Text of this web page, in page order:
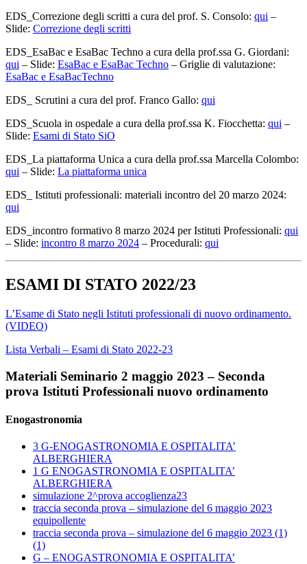
EDS_Correzione degli scritti a cura del prof. S. Consolo: qui –
Slide: Correzione degli scritti
EDS_EsaBac e EsaBac Techno a cura della prof.ssa G. Giordani:
qui – Slide: EsaBac e EsaBac Techno – Griglie di valutazione:
EsaBac e EsaBacTechno
EDS_ Scrutini a cura del prof. Franco Gallo: qui
EDS_Scuola in ospedale a cura della prof.ssa K. Fiocchetta: qui –
Slide: Esami di Stato SiO
EDS_La piattaforma Unica a cura della prof.ssa Marcella Colombo:
qui – Slide: La piattaforma unica
EDS_ Istituti professionali: materiali incontro del 20 marzo 2024:
qui
EDS_incontro formativo 8 marzo 2024 per Istituti Professionali: qui
– Slide: incontro 8 marzo 2024 – Procedurali: qui
ESAMI DI STATO 2022/23
L’Esame di Stato negli Istituti professionali di nuovo ordinamento.
(VIDEO)
Lista Verbali – Esami di Stato 2022-23
Materiali Seminario 2 maggio 2023 – Seconda
prova Istituti Professionali nuovo ordinamento
Enogastronomia
3 G-ENOGASTRONOMIA E OSPITALITA’
ALBERGHIERA
1 G ENOGASTRONOMIA E OSPITALITA’
ALBERGHIERA
simulazione 2^prova accoglienza23
traccia seconda prova – simulazione del 6 maggio 2023
equipollente
traccia seconda prova – simulazione del 6 maggio 2023 (1)
(1)
G – ENOGASTRONOMIA E OSPITALITA’